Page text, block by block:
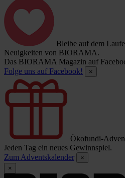
Bleibe auf dem
Neuigkeiten von BIORAMA.
Das BIORAMA Magazin auf
Folge uns auf Facebook!
×
Ökofundi-
Jeden Tag ein neues Gewinnspiel.
Zum Adventskalender
×
×